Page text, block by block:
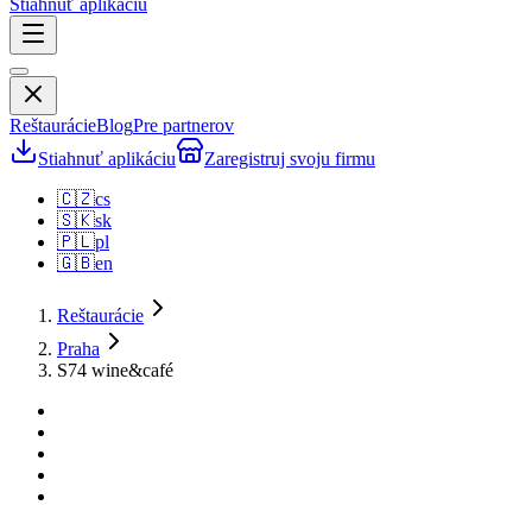
Stiahnuť aplikáciu
ReštaurácieBlogPre partnerov
Stiahnuť aplikáciu
Zaregistruj svoju firmu
🇨🇿cs
🇸🇰sk
🇵🇱pl
🇬🇧en
Reštaurácie
Praha
S74 wine&café